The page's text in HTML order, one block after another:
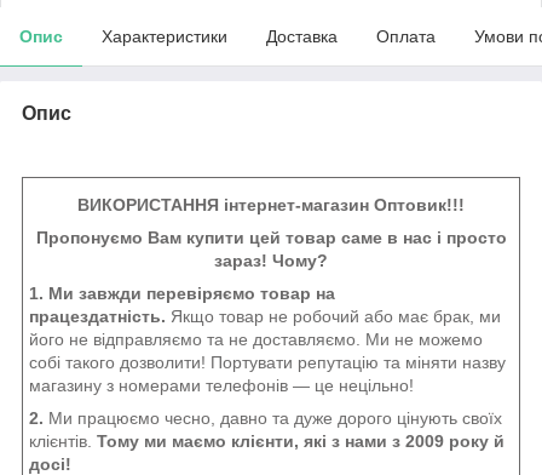
Опис Характеристики Доставка Оплата Умови
Опис
ВИКОРИСТАННЯ інтернет-магазин Оптовик!!!
Пропонуємо Вам купити цей товар саме в нас і просто
зараз! Чому?
1. Ми завжди перевіряємо товар на
працездатність. Якщо товар не робочий або має брак, ми
його не відправляємо та не доставляємо. Ми не можемо
собі такого дозволити! Портувати репутацію та міняти назву
магазину з номерами телефонів — це нецільно!
2. Ми працюємо чесно, давно та дуже дорого цінують своїх
клієнтів. Тому ми маємо клієнти, які з нами з 2009 року й
досі!